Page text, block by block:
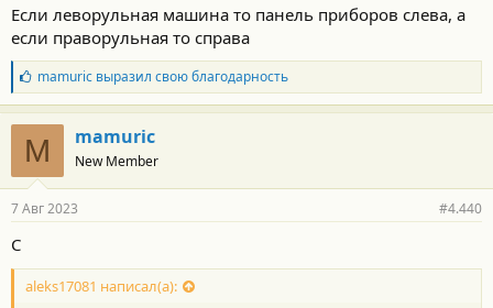
Если леворульная машина то панель приборов слева, а
если праворульная то справа
Б
л
а
г
о
д
а
н
т
и
mamuricвыразил свою благодарность
M mamuric
New Member
7 Авг 2023 #4.440
С
aleks17081 написал(а):